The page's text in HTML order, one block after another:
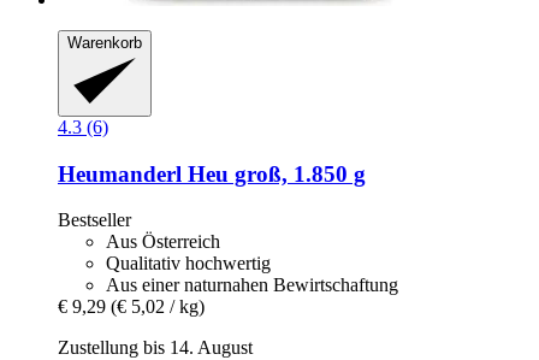
Warenkorb
4.3 (6)
Heumanderl Heu groß, 1.850 g
Bestseller
Aus Österreich
Qualitativ hochwertig
Aus einer naturnahen Bewirtschaftung
€ 9,29 (€ 5,02 / kg)
Zustellung bis 14. August